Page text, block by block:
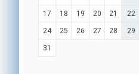
17 18 19 20 21 22
24 25 26 27 28 29
31